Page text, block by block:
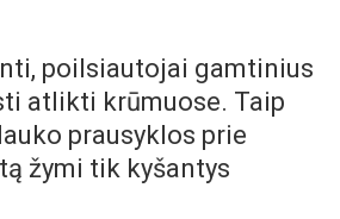
poilsiautojai gamtinius
atlikti krūmuose. Taip
prausyklos prie
žymi tik kyšantys